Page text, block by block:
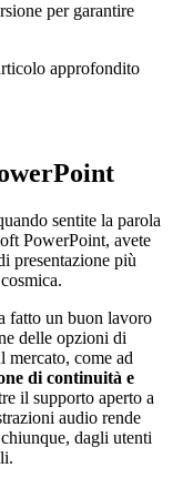
per garantire
approfondito
sentite la parola
PowerPoint, avete
presentazione più
fatto un buon lavoro
delle opzioni di
mercato, come ad
di continuità e
il supporto aperto a
audio rende
dagli utenti